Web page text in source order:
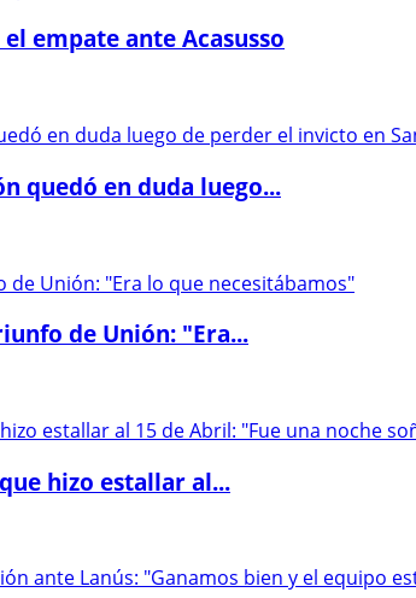
empate ante Acasusso
quedó en duda luego...
de Unión: "Era...
hizo estallar al...